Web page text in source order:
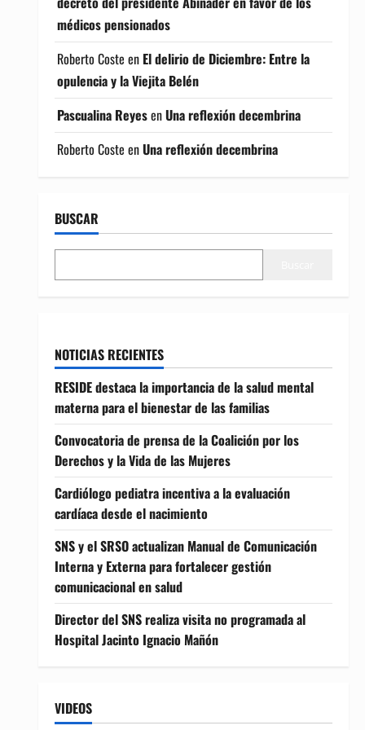
médicos pensionados
Roberto Coste en El delirio de Diciembre: Entre la
opulencia y la Viejita Belén
Pascualina ReyesenUna reflexión decembrina
Roberto Coste enUna reflexión decembrina
BUSCAR
NOTICIAS RECIENTES
RESIDE destaca la importancia de la salud mental
materna para el bienestar de las familias
Convocatoria de prensa de la Coalición por los
Derechos y la Vida de las Mujeres
Cardiólogo pediatra incentiva a la evaluación
cardíaca desde el nacimiento
SNS y el SRSO actualizan Manual de Comunicación
Interna y Externa para fortalecer gestión
comunicacional en salud
Director del SNS realiza visita no programada al
Hospital Jacinto Ignacio Mañón
VIDEOS